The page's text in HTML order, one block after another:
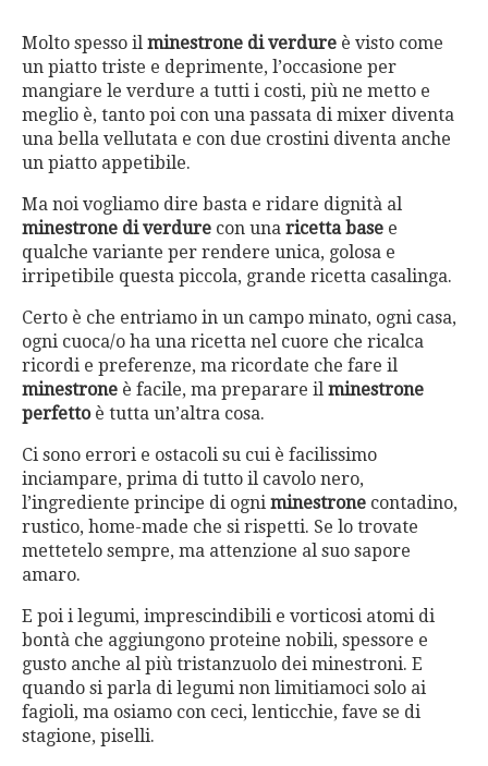
Molto spesso il minestrone di verdure è visto come
un piatto triste e deprimente, l’occasione per
mangiare le verdure a tutti i costi, più ne metto e
meglio è, tanto poi con una passata di mixer diventa
una bella vellutata e con due crostini diventa anche
un piatto appetibile.
Ma noi vogliamo dire basta e ridare dignità al
minestrone di verdure con una ricetta base e
qualche variante per rendere unica, golosa e
irripetibile questa piccola, grande ricetta casalinga.
Certo è che entriamo in un campo minato, ogni casa,
ogni cuoca/o ha una ricetta nel cuore che ricalca
ricordi e preferenze, ma ricordate che fare il
minestrone è facile, ma preparare il minestrone
perfettoè tutta un’altra cosa.
Ci sono errori e ostacoli su cui è facilissimo
inciampare, prima di tutto il cavolo nero,
l’ingrediente principe di ogni minestrone contadino,
rustico, home-made che si rispetti. Se lo trovate
mettetelo sempre, ma attenzione al suo sapore
amaro.
E poi i legumi, imprescindibili e vorticosi atomi di
bontà che aggiungono proteine nobili, spessore e
gusto anche al più tristanzuolo dei minestroni. E
quando si parla di legumi non limitiamoci solo ai
fagioli, ma osiamo con ceci, lenticchie, fave se di
stagione, piselli.